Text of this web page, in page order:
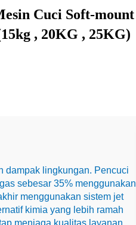
Cuci Soft-mount
, 20KG , 25KG)
dampak lingkungan. Pencuci
sebesar 35% menggunakan
menggunakan sistem jet
kimia yang lebih ramah
menjaga kualitas layanan